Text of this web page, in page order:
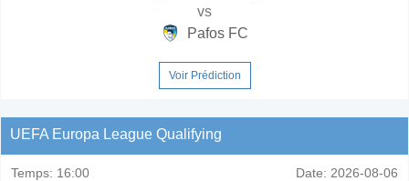
vs
Pafos FC
Voir Prédiction
UEFA Europa League Qualifying
Temps: 16:00 Date: 2026-08-06